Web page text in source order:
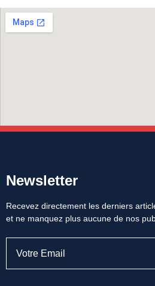
Newsletter
Recevez directement les derniers
et ne manquez plus aucune de nos